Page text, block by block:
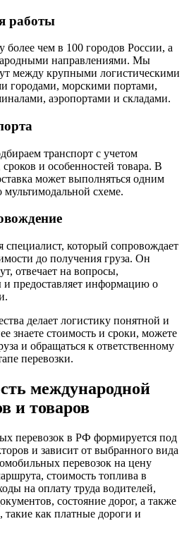
работы
более чем в 100 городов России, а
направлениями. Мы
между крупными логистическими
городами, морскими портами,
аэропортами и складами.
транспорт с учетом
сроков и особенностей товара. В
может выполняться одним
схеме.
специалист, который сопровождает
до получения груза. Он
отвечает на вопросы,
и предоставляет информацию о
делает логистику понятной и
знаете стоимость и сроки, можете
и обращаться к ответственному
перевозки.
международной
и товаров
перевозок в РФ формируется под
и зависит от выбранного вида
перевозок на цену
стоимость топлива в
на оплату труда водителей,
состояние дорог, а также
такие как платные дороги и